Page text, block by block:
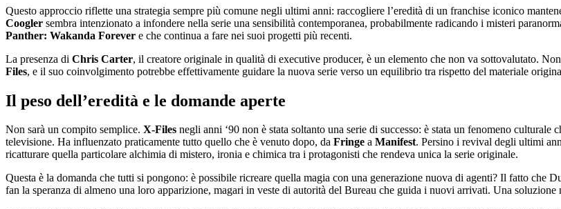
Questo approccio riflette una strategia sempre più comune negli ultimi anni: raccogliere l’eredità di un franchise iconico
Coogler sembra intenzionato a infondere nella serie una sensibilità contemporanea, probabilmente radicando i misteri
Panther: Wakanda Forever e che continua a fare nei suoi progetti più recenti.
La presenza di Chris Carter, il creatore originale in qualità di executive producer, è un elemento che non va sottovalutato.
Files, e il suo coinvolgimento potrebbe effettivamente guidare la nuova serie verso un equilibrio tra rispetto del materiale
Il peso dell’eredità e le domande aperte
Non sarà un compito semplice. X-Files negli anni ‘90 non è stata soltanto una serie di successo: è stata un fenomeno
televisione. Ha influenzato praticamente tutto quello che è venuto dopo, da Fringe a Manifest. Persino i revival degli ultimi
ricatturare quella particolare alchimia di mistero, ironia e chimica tra i protagonisti che rendeva unica la serie originale.
Questa è la domanda che tutti si pongono: è possibile ricreare quella magia con una generazione nuova di agenti? Il fatto che
fan la speranza di almeno una loro apparizione, magari in veste di autorità del Bureau che guida i nuovi arrivati. Una soluzione